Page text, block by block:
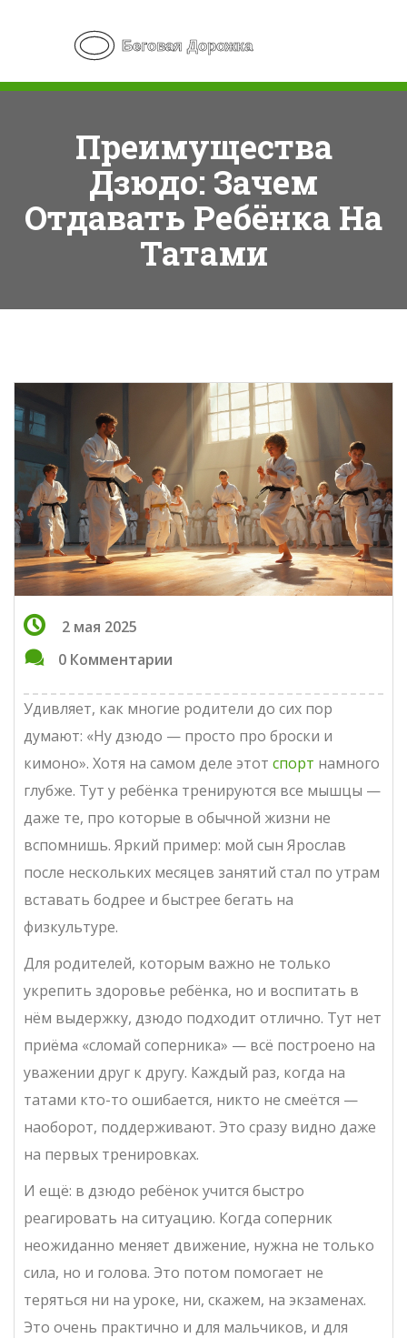
Преимущества
Дзюдо: Зачем
Отдавать Ребёнка На
Татами
2 мая 2025
0 Комментарии
Удивляет, как многие родители до сих пор
думают: «Ну дзюдо — просто про броски и
кимоно». Хотя на самом деле этот спорт намного
глубже. Тут у ребёнка тренируются все мышцы —
даже те, про которые в обычной жизни не
вспомнишь. Яркий пример: мой сын Ярослав
после нескольких месяцев занятий стал по утрам
вставать бодрее и быстрее бегать на
физкультуре.
Для родителей, которым важно не только
укрепить здоровье ребёнка, но и воспитать в
нём выдержку, дзюдо подходит отлично. Тут нет
приёма «сломай соперника» — всё построено на
уважении друг к другу. Каждый раз, когда на
татами кто-то ошибается, никто не смеётся —
наоборот, поддерживают. Это сразу видно даже
на первых тренировках.
И ещё: в дзюдо ребёнок учится быстро
реагировать на ситуацию. Когда соперник
неожиданно меняет движение, нужна не только
сила, но и голова. Это потом помогает не
теряться ни на уроке, ни, скажем, на экзаменах.
Это очень практично и для мальчиков, и для